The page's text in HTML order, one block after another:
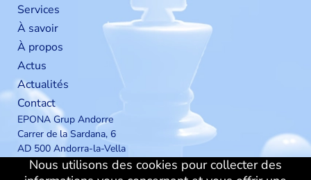
Nous utilisons des cookies pour collecter des
Services
À savoir
À propos
Actus
Actualités
Contact
EPONA Grup Andorre
Carrer de la Sardana, 6
AD 500 Andorra-la-Vella
Principauté d'Andorre